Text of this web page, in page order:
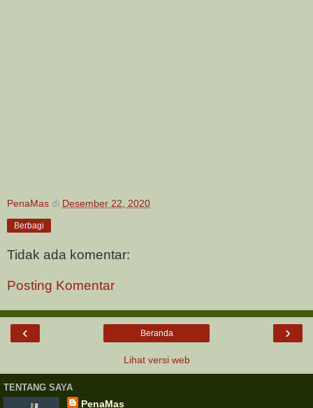
PenaMas di Desember 22, 2020
Berbagi
Tidak ada komentar:
Posting Komentar
‹ ›
Beranda
Lihat versi web
TENTANG SAYA
PenaMas